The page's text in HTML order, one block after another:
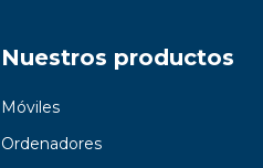
Nuestros productos
Móviles
Ordenadores